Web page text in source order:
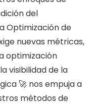
del
Optimización de
nuevas métricas,
optimización
visibilidad de la
🚀 nos empuja a
métodos de